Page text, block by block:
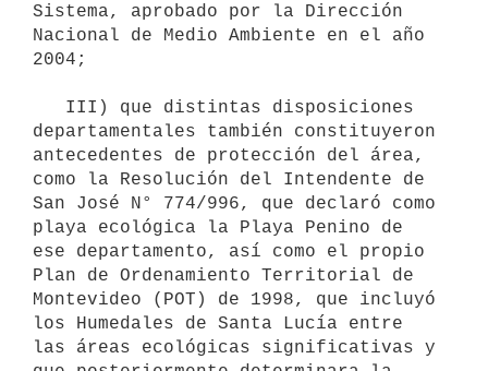
Sistema, aprobado por la Dirección
Nacional de Medio Ambiente en el año
2004;
departamentales también constituyeron
antecedentes de protección del área,
como la Resolución del Intendente de
San José N° 774/996, que declaró como
playa ecológica la Playa Penino de
ese departamento, así como el propio
Plan de Ordenamiento Territorial de
Montevideo (POT) de 1998, que incluyó
los Humedales de Santa Lucía entre
las áreas ecológicas significativas y